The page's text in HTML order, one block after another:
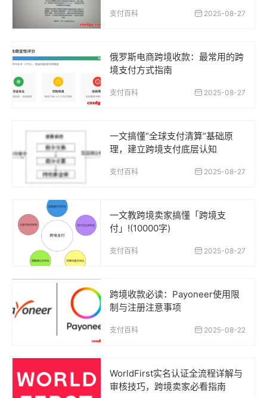
支付百科 2025-08-27
俄罗斯电商跨境收款：最常用的跨
境支付方式指南
支付百科 2025-08-27
一文搞懂“全球支付清算”基础原
理，建立跨境支付底层认知
支付百科 2025-08-27
一文教跨境卖家搞懂「跨境支
付」!(10000字)
支付百科 2025-08-27
跨境收款必读：Payoneer使用限
制与注册注意事项
支付百科 2025-08-22
WorldFirst实名认证全流程详解与
审核技巧，跨境卖家必看指南